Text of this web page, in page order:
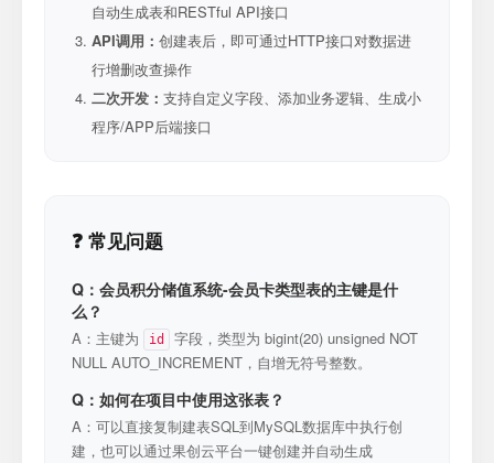
自动生成表和RESTful API接口
API调用： 创建表后，即可通过HTTP接口对数据进
行增删改查操作
二次开发： 支持自定义字段、添加业务逻辑、生成小
程序/APP后端接口
❓ 常见问题
Q：会员积分储值系统-会员卡类型表的主键是什
么？
A：主键为 id
字段，类型为 bigint(20) unsigned NOT
NULL AUTO_INCREMENT，自增无符号整数。
Q：如何在项目中使用这张表？
A：可以直接复制建表SQL到MySQL数据库中执行创
建，也可以通过果创云平台一键创建并自动生成